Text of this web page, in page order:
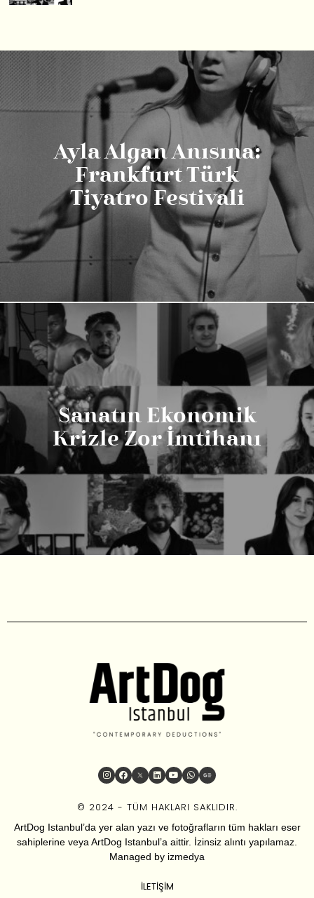
Ayla Algan Anısına:
Frankfurt Türk
Tiyatro Festivali
Sanatın Ekonomik
Krizle Zor İmtihanı
© 2024 - TÜM HAKLARI SAKLIDIR.
ArtDog Istanbul’da yer alan yazı ve fotoğrafların tüm hakları eser
sahiplerine veya ArtDog Istanbul’a aittir. İzinsiz alıntı yapılamaz.
Managed by izmedya
İLETIŞIM